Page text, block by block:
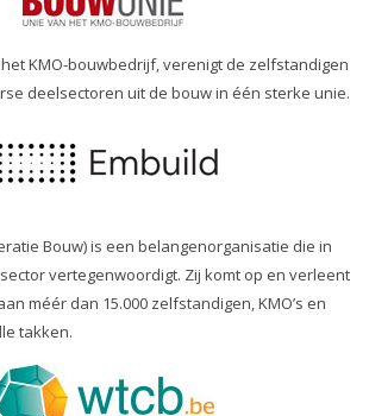
KMO-bouwbedrijf, verenigt de zelfstandigen
deelsectoren uit de bouw in één sterke unie.
Bouw) is een belangenorganisatie die in
vertegenwoordigt. Zij komt op en verleent
méér dan 15.000 zelfstandigen, KMO’s en
takken.